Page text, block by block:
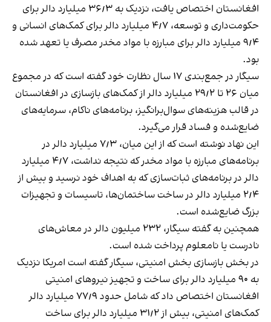
افغانستان اختصاص یافت، نزدیک به ۳۶٫۳ میلیارد دالر برای
حکومت‌داری و توسعه، ۴٫۷ میلیارد دالر برای کمک‌های انسانی و
۹٫۴ میلیارد دالر برای مبارزه با مواد مخدر مصرف یا تعهد شده
بود.
سیگار در جمع‌بندی ۱۷ سال نظارت خود گفته است که در مجموع
میان ۲۶ تا ۲۹٫۲ میلیارد دالر از کمک‌های بازسازی در افغانستان
در قالب هزینه‌های سوال‌برانگیز، برنامه‌های ناکام، سرمایه‌های
ضایع‌شده و فساد قرار می‌گیرد.
این نهاد نوشته است که از این میان، ۷٫۳ میلیارد دالر در
برنامه‌های مبارزه با مواد مخدر که نتیجه نداشت، ۴٫۷ میلیارد
دالر در برنامه‌های ثبات‌سازی که به اهداف خود نرسید و بیش از
۲٫۴ میلیارد دالر در ساخت ساختمان‌ها، تاسیسات و تجهیزات
بزرگ ضایع‌شده است.
همچنین به گفته سیگار، ۲۳۲ میلیون دالر در معاش‌های
نادرست یا نامعلوم پرداخت شده است.
در بخش بازسازی بخش امنیتی، سیگار گفته است امریکا نزدیک
به ۹۰ میلیارد دالر برای ساخت و تجهیز نیروهای امنیتی
افغانستان اختصاص داد که شامل حدود ۷۷٫۹ میلیارد دالر
کمک‌های امنیتی، بیش از ۳۱٫۲ میلیارد دالر برای ساخت